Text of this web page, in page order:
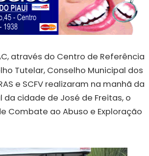
através do Centro de Referência
Tutelar, Conselho Municipal dos
e SCFV realizaram na manhã da
da cidade de José de Freitas, o
Combate ao Abuso e Exploração